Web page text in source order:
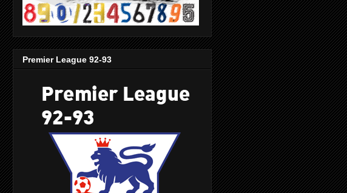
Premier League 92-93